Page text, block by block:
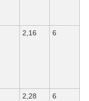
2,16 6
2,28 6